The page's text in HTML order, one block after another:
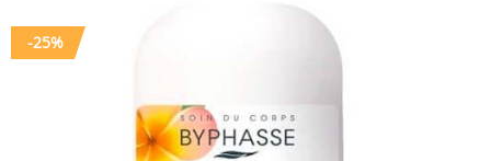
-25%